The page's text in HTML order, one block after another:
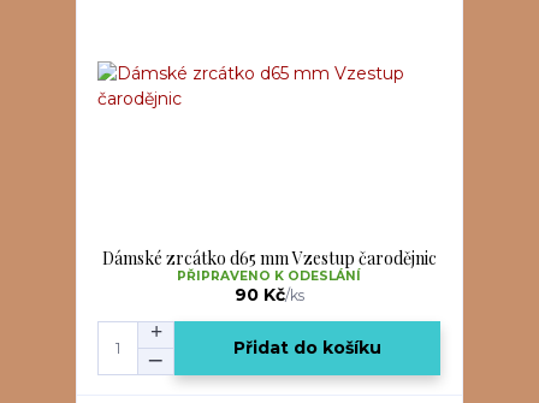
Dámské zrcátko d65 mm Vzestup čarodějnic
90 Kč/ks
PŘIPRAVENO K ODESLÁNÍ
Přidat do košíku